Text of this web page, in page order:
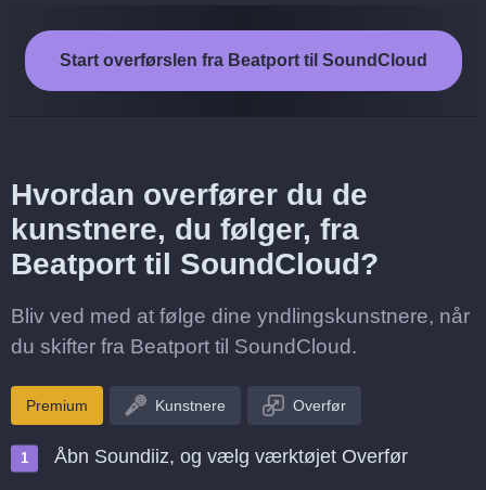
Start overførslen fra Beatport til SoundCloud
Hvordan overfører du de
kunstnere, du følger, fra
Beatport til SoundCloud?
Bliv ved med at følge dine yndlingskunstnere, når
du skifter fra Beatport til SoundCloud.
Premium Kunstnere Overfør
Åbn Soundiiz, og vælg værktøjet Overfør